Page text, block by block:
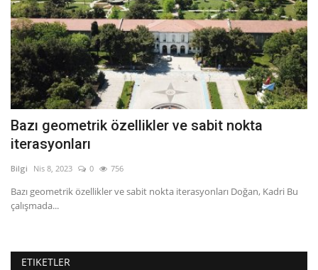
Bazı geometrik özellikler ve sabit nokta
iterasyonları
Bilgi Nis 8, 2023 0 756
Bazı geometrik özellikler ve sabit nokta iterasyonları Doğan, Kadri Bu
çalışmada...
ETIKETLER